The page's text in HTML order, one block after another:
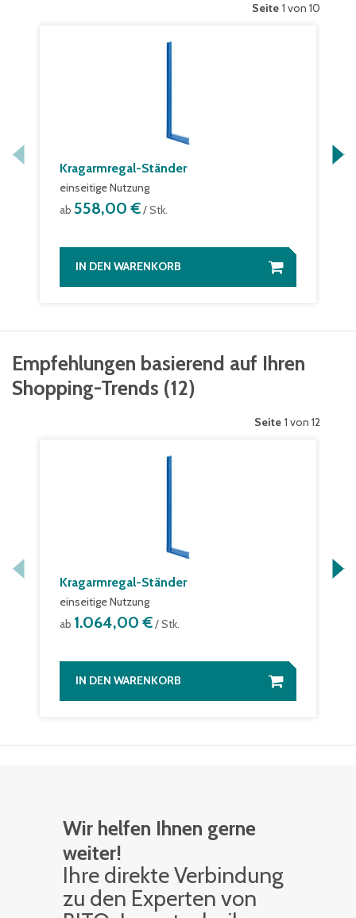
Seite 1 von 10
Kragarmregal-Ständer
einseitige Nutzung
ab 558,00 €/ Stk.
IN DEN WARENKORB
Empfehlungen basierend auf Ihren
Shopping-Trends (12)
Seite 1 von 12
Kragarmregal-Ständer
einseitige Nutzung
ab 1.064,00 €/ Stk.
IN DEN WARENKORB
Wir helfen Ihnen gerne
weiter!
Ihre di­rek­te Ver­bin­dung
zu den Ex­per­ten von